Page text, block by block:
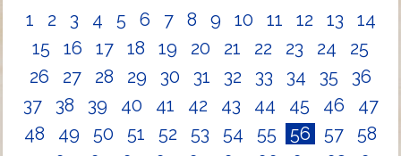
1 2 3 4 5 6 7 8 9 10 11 12 13
14
15
16 17 18 19 20 21 22 23 24
25
26
27 28 29 30 31 32 33 34 35
36
37
38 39 40 41 42 43 44 45 46
47
48
49 50 51 52 53 54 55 56 57
58